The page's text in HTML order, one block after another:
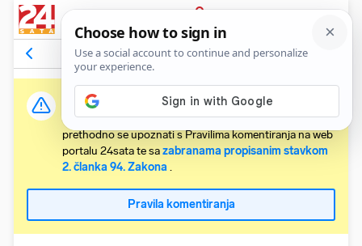
PRIJAVA
Komentari3 Relevantni
Važna obavijest:
Svaki korisnik koji želi komentirati članke obvezan je
prethodno se upoznati s Pravilima komentiranja na web
portalu 24sata te sazabranama propisanim stavkom
2. članka 94. Zakona .
Pravila komentiranja